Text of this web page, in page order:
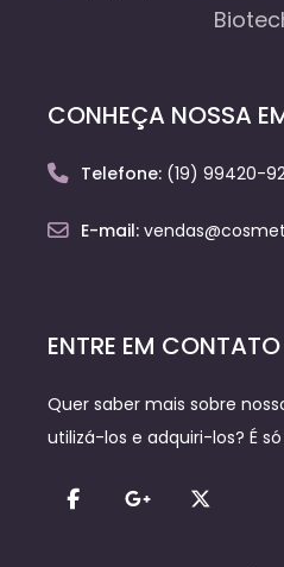
CONHEÇA NOSSA
Telefone: (19) 99420-
E-mail:
ENTRE EM CONTATO
Quer saber mais sobre
utilizá-los e adquiri-los? É